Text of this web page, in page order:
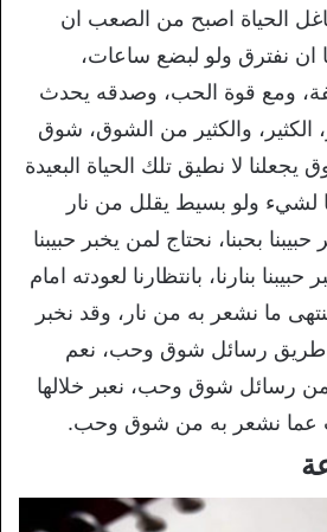
الحياة اصبح من الصعب ان
ان نفترق ولو لبضع ساعات،
ومع قوة الحب، وصدقه يحدث
الكثير، والكثير من الشوق، شوق
لا نطيق تلك الحياة البعيدة
لشيء ولو بسيط يقلل من نار
بحبنا، نحتاج لمن يخبر حبيبنا
بنارنا، بانتظارنا لعودته امام
ما نشعر به من نار، وقد نخبر
طريق رسائل شوق وحب، نعم
رسائل شوق وحب، نعبر خلالها
عما نشعر به من شوق وحب.